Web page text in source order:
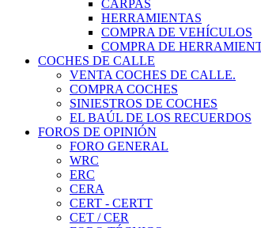
CARPAS
HERRAMIENTAS
COMPRA DE VEHÍCULOS
COMPRA DE
COCHES DE CALLE
VENTA COCHES DE CALLE.
COMPRA COCHES
SINIESTROS DE COCHES
EL BAÚL DE LOS RECUERDOS
FOROS DE OPINIÓN
FORO GENERAL
WRC
ERC
CERA
CERT - CERTT
CET / CER